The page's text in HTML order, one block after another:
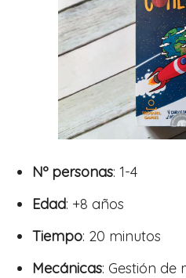
Nº personas: 1-4
Edad: +8 años
Tiempo: 20 minutos
Mecánicas: Gestión de